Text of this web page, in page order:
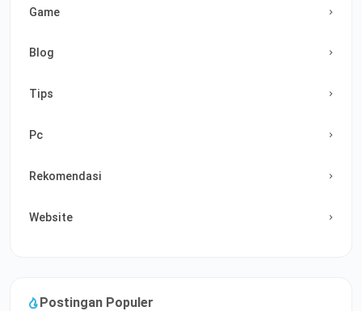
Game
Blog
Tips
Pc
Rekomendasi
Website
Postingan Populer